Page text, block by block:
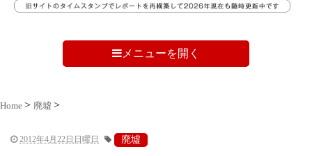
メニューを開く
Home 廃墟
2012年4月22日日曜日 廃墟